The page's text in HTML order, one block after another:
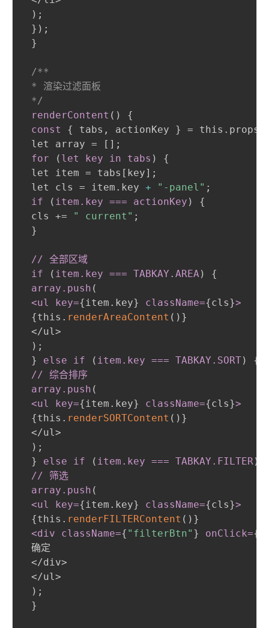
) ;
} ) ;
}
/**
* 渲染过滤面板
*/
renderContent ( )
{
const
{ tabs , actionKey } = this.props
let array = [] ;
for
( let key in tabs )
{
let item = tabs[key] ;
let cls = item.key + "-panel" ;
if
( item .key === actionKey )
{
cls +=
" current" ;
}
// 全部区域
if
( item .key === TABKAY .AREA)
{
array .push (
<ul key={item.key} className={cls}>
{this. renderAreaContent ( ) }
</ul>
) ;
}
else if ( item .key === TABKAY .SORT)
{
// 综合排序
array .push (
<ul key={item.key} className={cls}>
{this. renderSORTContent ( ) }
</ul>
) ;
}
else if ( item .key === TABKAY .FILTER)
// 筛选
array .push (
<ul key={item.key} className={cls}>
{this. renderFILTERContent ( ) }
<div className={ "filterBtn" } onClick={
确定
</div>
</ul>
) ;
}